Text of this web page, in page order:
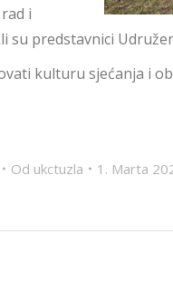
i
predstavnici
kulturu sjećanja i
Od ukctuzla 1. Marta